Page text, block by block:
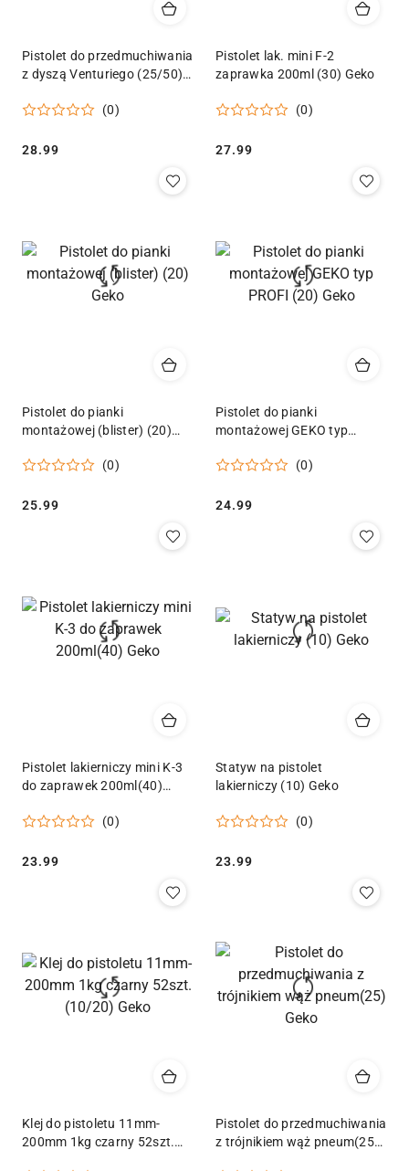
Pistolet do przedmuchiwania
z dyszą Venturiego (25/50)
(0)
Cena:
28.99
Pistolet lak. mini F-2
zaprawka 200ml (30) Geko
(0)
Cena:
27.99
Pistolet do pianki
montażowej (blister) (20)
(0)
Cena:
25.99
Pistolet do pianki
montażowej GEKO typ
(0)
Cena:
24.99
Pistolet lakierniczy mini K-3
do zaprawek 200ml(40)
(0)
Cena:
23.99
Statyw na pistolet
lakierniczy (10) Geko
(0)
Cena:
23.99
Klej do pistoletu 11mm-
200mm 1kg czarny 52szt.
Pistolet do przedmuchiwania
z trójnikiem wąż pneum(25)